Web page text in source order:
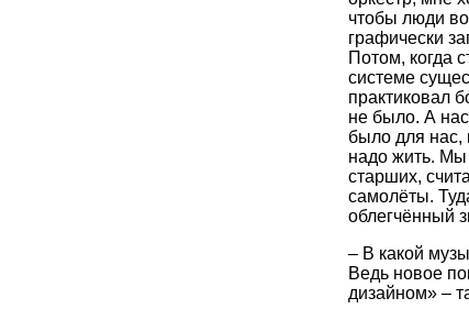
чтобы люди
графически
Потом, когда
системе
практиковал
не было. А
было для нас,
надо жить. Мы
старших,
самолёты.
облегчённый
– В какой
Ведь новое
дизайном» –